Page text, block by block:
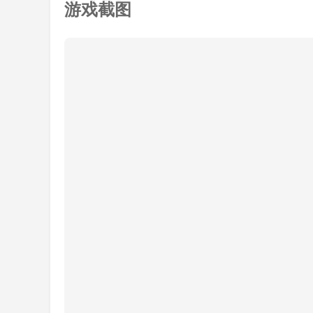
3、非常好用的聊天交友软件，功能非常强大
游戏截图